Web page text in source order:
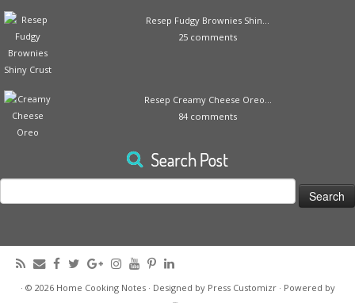
Resep Fudgy Brownies Shin...
25 comments
Resep Creamy Cheese Oreo...
84 comments
Search Post
for:
· © 2026 Home Cooking Notes· Designed by Press Customizr· Powered by